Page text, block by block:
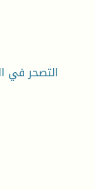
التصحر في